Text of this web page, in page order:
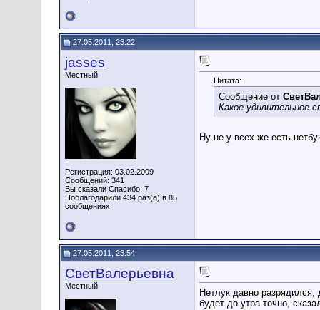
27.05.2011, 23:22
jasses
Местный
Регистрация: 03.02.2009
Сообщений: 341
Вы сказали Спасибо: 7
Поблагодарили 434 раз(а) в 85
сообщениях
Цитата:
Сообщение от
Какое удивительное
Ну не у всех же есть
27.05.2011, 23:54
СветВалерьевна
Местный
Нетлук давно разрядился,
будет до утра точно,